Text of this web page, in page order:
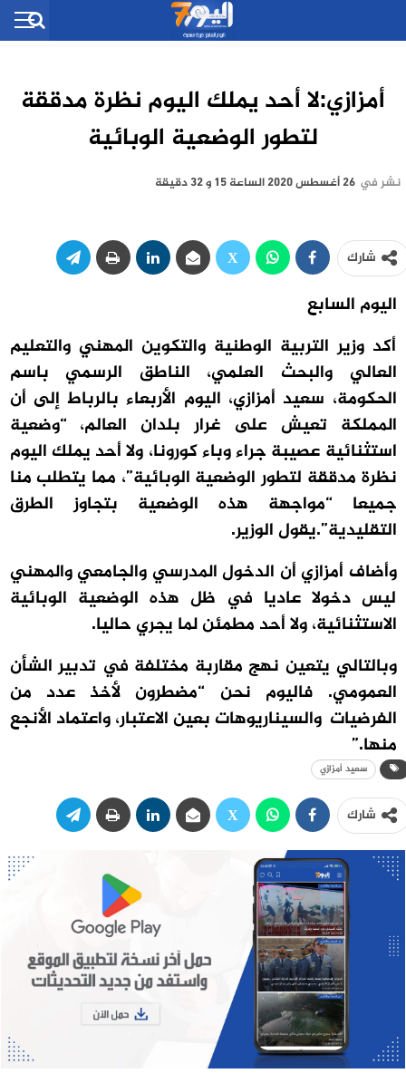
أمزازي:لا أحد يملك اليوم نظرة مدققة
لتطور الوضعية الوبائية
نشر في 26 أغسطس 2020 الساعة 15 و 32 دقيقة
شارك
اليوم السابع
أكد وزير التربية الوطنية والتكوين المهني والتعليم
العالي والبحث العلمي، الناطق الرسمي باسم
الحكومة، سعيد أمزازي، اليوم الأربعاء بالرباط إلى أن
المملكة تعيش على غرار بلدان العالم، “وضعية
استثنائية عصيبة جراء وباء كورونا، ولا أحد يملك اليوم
نظرة مدققة لتطور الوضعية الوبائية”، مما يتطلب منا
جميعا “مواجهة هذه الوضعية بتجاوز الطرق
التقليدية”.يقول الوزير.
وأضاف أمزازي أن الدخول المدرسي والجامعي والمهني
ليس دخولا عاديا في ظل هذه الوضعية الوبائية
الاستثنائية، ولا أحد مطمئن لما يجري حاليا.
وبالتالي يتعين نهج مقاربة مختلفة في تدبير الشأن
العمومي. فاليوم نحن “مضطرون لأخذ عدد من
الفرضيات والسيناريوهات بعين الاعتبار، واعتماد الأنجع
منها.”
سعيد أمزازي
شارك